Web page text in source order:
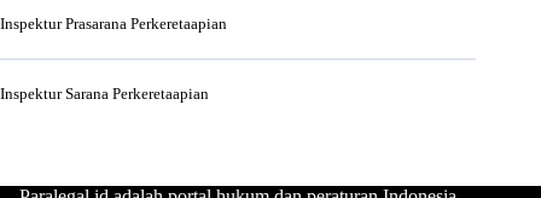
Inspektur Prasarana Perkeretaapian
Inspektur Sarana Perkeretaapian